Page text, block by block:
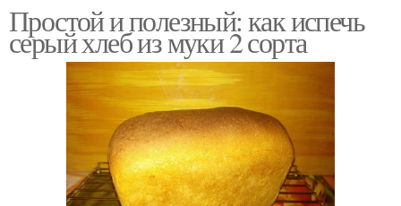
Простой и полезный: как испечь
серый хлеб из муки 2 сорта